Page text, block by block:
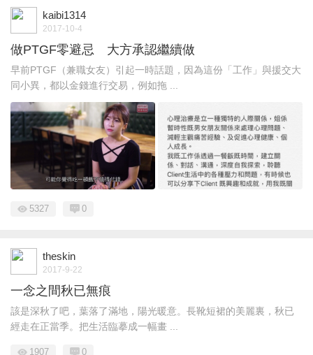
kaibi1314
2017-10-4
做PTGF零避忌 大方承認繼續做
早前PTGF（兼職女友）引起一時話題，因為這份「工作」與援交大
同小異，都以金錢進行交易，例如拖 ...
5327 0
theskin
2017-9-22
一念之間秋已無痕
該是深秋了吧，葉落了滿地，陽光暖意。長靴短裙的美麗裏，秋已
經走在正當季。把生活臨摹成一幅畫 ...
1907 0